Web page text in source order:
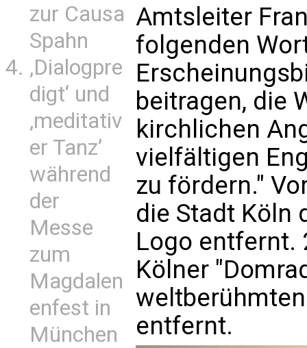
zur Causa
Spahn
‚Dialogpre
digt‘ und
‚meditativ
er Tanz’
während
der
Messe
zum
Magdalen
enfest in
München
Amtsleiter
folgenden
beitragen, die
kirchlichen
vielfältigen
zu fördern."
die Stadt Köln
Logo entfernt.
Kölner
entfernt.